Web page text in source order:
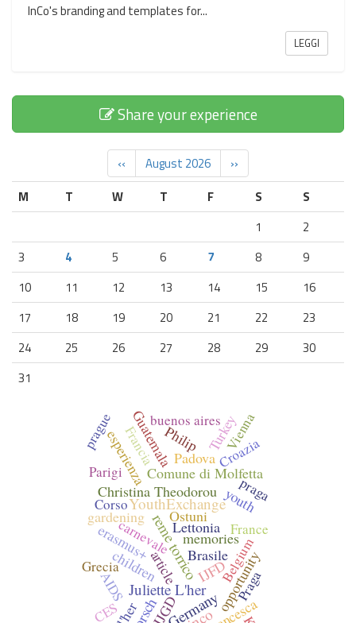
InCo's branding and templates for...
LEGGI
Share your experience
‹‹ August 2026
››
M
T W T F S
S
1
2
3
4 5 6 7 8
9
10
11 12 13 14 15
16
17
18 19 20 21 22
23
24
25 26 27 28 29
30
31
Germany
Juliette L'her
reme torrico
YouthExchange
article Brasile
children
Christina Theodorou
Comune di Molfetta
erasmus+
esperienza
gardening
Guatemala
IJFD
IJGD
Lettonia
memories
opportunity
Ostuni
Padova
Philip Turkey
youth
AIDS
Belgium
buenos aires
carnevale
CES
Corso
Croazia
France
Francia
Grecia
Parigi
praga
Praga
prague Vienna